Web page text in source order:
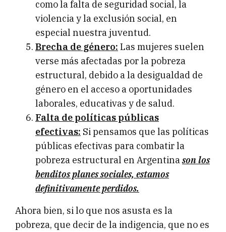
como la falta de seguridad social, la
violencia y la exclusión social, en
especial nuestra juventud.
Brecha de género: Las mujeres suelen
verse más afectadas por la pobreza
estructural, debido a la desigualdad de
género en el acceso a oportunidades
laborales, educativas y de salud.
Falta de políticas públicas
efectivas: Si pensamos que las políticas
públicas efectivas para combatir la
pobreza estructural en Argentinason los
benditos planes sociales, estamos
definitivamente perdidos.
Ahora bien, si lo que nos asusta es la
pobreza, que decir de la indigencia, que no es